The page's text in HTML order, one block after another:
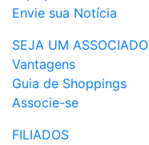
Envie sua Notícia
SEJA UM ASSOCIADO
Vantagens
Guia de Shoppings
Associe-se
FILIADOS